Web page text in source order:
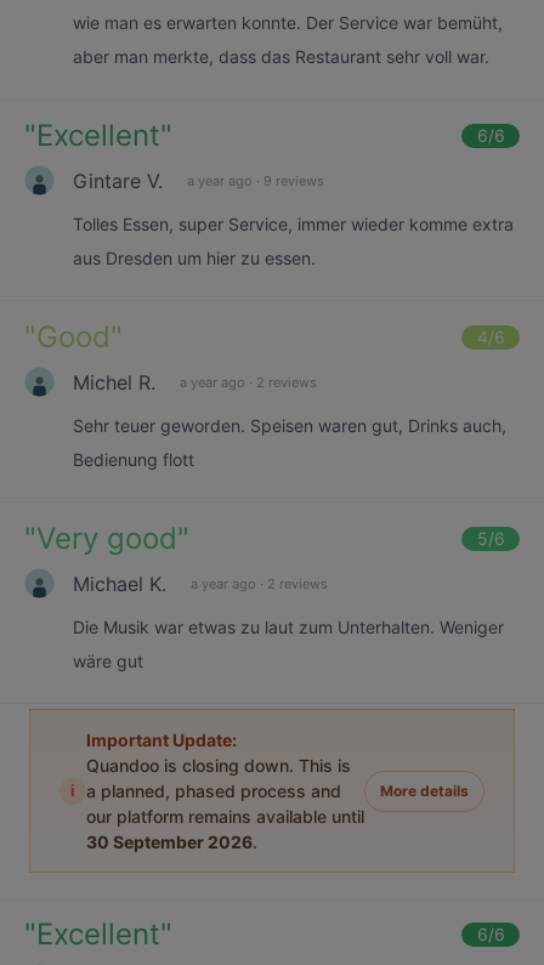
wie man es erwarten konnte. Der Service war bemüht,
aber man merkte, dass das Restaurant sehr voll war.
"Excellent" 6/6
Gintare V. a year ago · 9 reviews
Tolles Essen, super Service, immer wieder komme extra
aus Dresden um hier zu essen.
"Good" 4/6
Michel R. a year ago · 2 reviews
Sehr teuer geworden. Speisen waren gut, Drinks auch,
Bedienung flott
"Very good" 5/6
Michael K. a year ago · 2 reviews
Die Musik war etwas zu laut zum Unterhalten. Weniger
wäre gut
i
Important Update:
Quandoo is closing down. This is
a planned, phased process and
our platform remains available until
30 September 2026.
More details
"Excellent" 6/6